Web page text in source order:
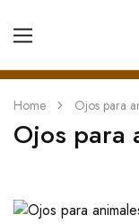
Home Ojos para
Ojos para